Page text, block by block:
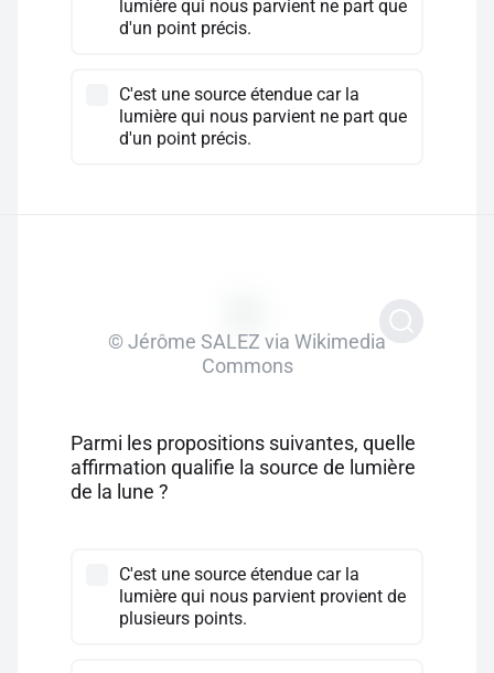
lumière qui nous parvient ne part que
d'un point précis.
C'est une source étendue car la
lumière qui nous parvient ne part que
d'un point précis.
© Jérôme SALEZ via Wikimedia
Commons
Parmi les propositions suivantes, quelle
affirmation qualifie la source de lumière
de la lune ?
C'est une source étendue car la
lumière qui nous parvient provient de
plusieurs points.